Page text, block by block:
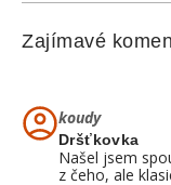
Zajímavé
koudy
Dršťkovka
Našel jsem
z čeho, ale